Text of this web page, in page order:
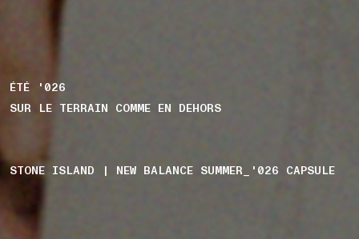
ÉTÉ '026
SUR LE TERRAIN COMME EN DEHORS
STONE ISLAND | NEW BALANCE SUMMER_'026 CAPSULE